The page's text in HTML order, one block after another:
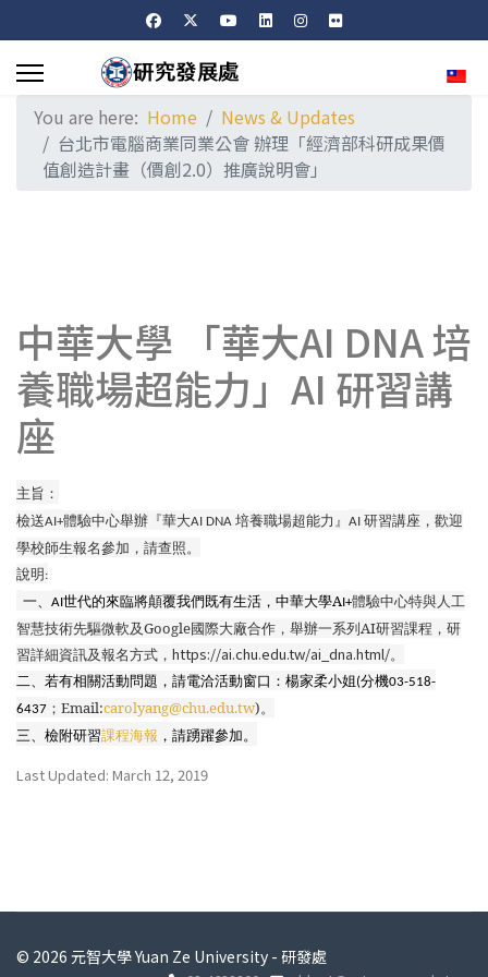
You are here: Home
News & Updates
台北市電腦商業同業公會 辦理「經濟部科研成果價
值創造計畫（價創2.0）推廣說明會」
中華大學 「華大AI DNA 培
養職場超能力」AI 研習講
座
主旨：
檢送AI+體驗中心舉辦『華大AI DNA 培養職場超能力』 AI 研習講座，歡迎
學校師生報名參加，請查照。
說明:
一、 AI世代的來臨將顛覆我們既有生活，中華大學AI+體驗中心特與人工
智慧技術先驅微軟及Google國際大廠合作，舉辦一系列AI研習課程，研
習詳細資訊及報名方式 ， https://ai.chu.edu.tw/ai_dna.html/。
二、若有相關活動問題，請電洽活動窗口：楊家柔小姐(分機03-518-
6437 ； Email:carolyang@chu.edu.tw)。
三、檢附研習課程海報 ，請踴躍參加。
Last Updated: March 12, 2019
© 2026 元智大學 Yuan Ze University - 研發處